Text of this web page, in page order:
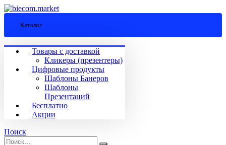
Каталог
Товары с доставкой
Кликеры (презентеры)
Цифровые продукты
Шаблоны Банеров
Шаблоны
Презентаций
Бесплатно
Акции
Поиск